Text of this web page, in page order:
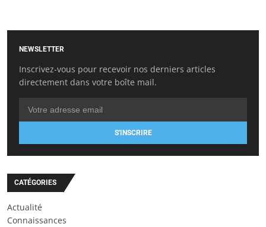
NEWSLETTER
Inscrivez-vous pour recevoir nos derniers articles
directement dans votre boîte mail.
S'INSCRIRE
CATÉGORIES
Actualité
Connaissances